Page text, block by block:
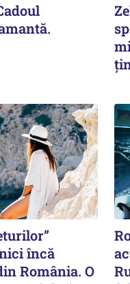
încă
România. O